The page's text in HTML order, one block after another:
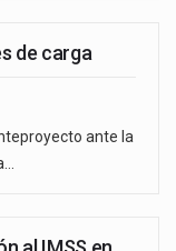
de carga
ante la